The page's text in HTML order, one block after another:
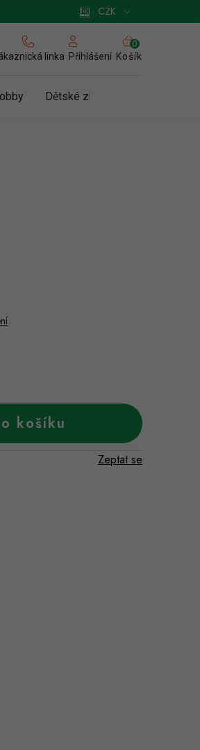
Zásady používání cookies
CZK
linka Přihlášení
NÁKUPNÍ
KOŠÍK
Košík
Dětské zboží a hračky
košíku
Zeptat se